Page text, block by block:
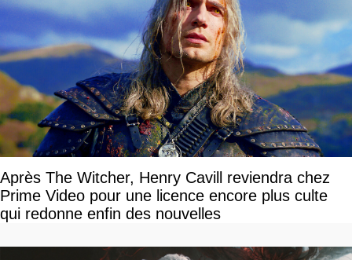
Après The Witcher, Henry Cavill reviendra chez
Prime Video pour une licence encore plus culte
qui redonne enfin des nouvelles